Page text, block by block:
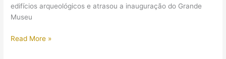
edifícios arqueológicos e atrasou a inauguração do Grande
Museu
De
Read More »